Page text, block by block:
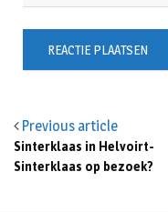
Previous article
Sinterklaas in Helvoirt-
Sinterklaas op bezoek?